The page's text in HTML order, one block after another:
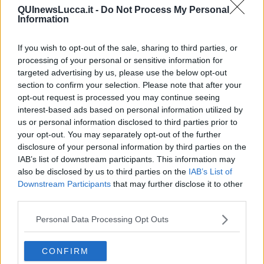
QUInewsLucca.it - Do Not Process My Personal
Information
If you wish to opt-out of the sale, sharing to third parties, or
processing of your personal or sensitive information for
targeted advertising by us, please use the below opt-out
section to confirm your selection. Please note that after your
opt-out request is processed you may continue seeing
interest-based ads based on personal information utilized by
us or personal information disclosed to third parties prior to
your opt-out. You may separately opt-out of the further
disclosure of your personal information by third parties on the
IAB’s list of downstream participants. This information may
also be disclosed by us to third parties on the IAB’s List of
Downstream Participants that may further disclose it to other
Personal Data Processing Opt Outs
CONFIRM
Vediamo quanto tempo ci metterà IO ad andare a regime (è ancora
in versione BETA!), per adesso più che cashback si tratta di
non funziona come deve: sarà un problema di rete, di applicazione,
saranno le piogge abbondanti o il Covid, ma non è che il nostro
Governo, che l’ha strombazzato per bocca del proprio capo
nemmeno fosse una televendita, ci faccia proprio quella gran
figura.
Eppurec’è in Italiaun servizio digitale che funziona, chenon ha
subito rallentamenti, che ha incrementato fatturato e
popolarità in un momentodifficileper il Paese e per il mondo:
caro Primo Ministro, è l’ora di avvalersi di esperienza e capacità
conclamate anche per queste App governative. Quindi è l’ora di
inserire fra gli esperti del Comitato Tecnico Scientifico quelli di
Pornhub
(che a IO e la Lotteria degli scontrini mi ci sono già
segnato, ma non funzionano!).Dammi retta.